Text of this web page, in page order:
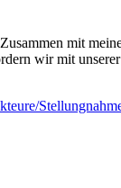
mit
wir mit